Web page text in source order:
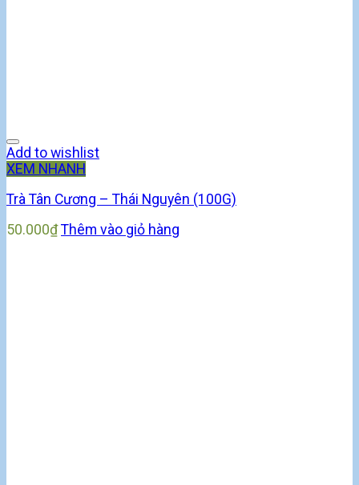
Add to wishlist
XEM NHANH
Trà Tân Cương – Thái Nguyên (100G)
50.000₫ Thêm vào giỏ hàng